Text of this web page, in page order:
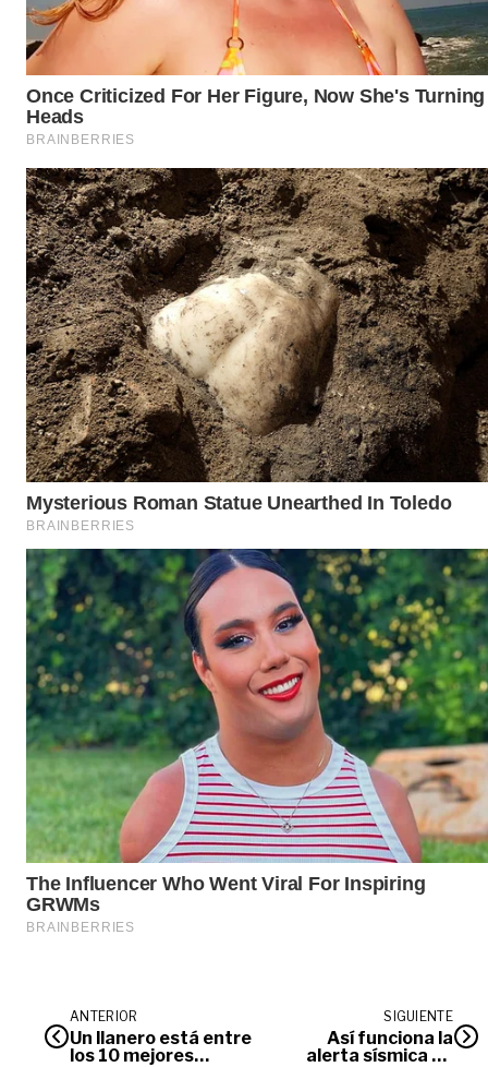
ANTERIOR
Un llanero está entre
los 10 mejores
SIGUIENTE
Así funciona la
alerta sísmica de